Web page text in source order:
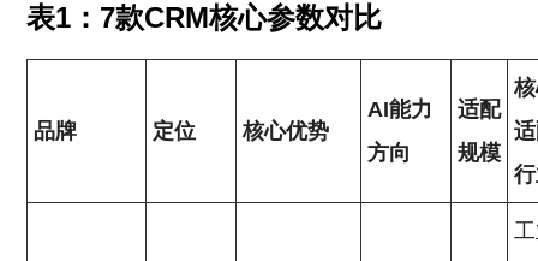
表1：7款CRM核心参数对比
品牌 定位 核心优势
AI能力
方向
适配
规模